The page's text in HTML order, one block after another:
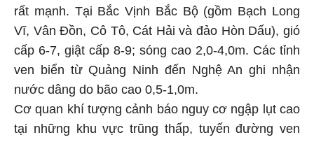
rất mạnh. Tại Bắc Vịnh Bắc Bộ (gồm Bạch Long
Vĩ, Vân Đồn, Cô Tô, Cát Hải và đảo Hòn Dấu), gió
cấp 6-7, giật cấp 8-9; sóng cao 2,0-4,0m. Các tỉnh
ven biển từ Quảng Ninh đến Nghệ An ghi nhận
nước dâng do bão cao 0,5-1,0m.
Cơ quan khí tượng cảnh báo nguy cơ ngập lụt cao
tại những khu vực trũng thấp, tuyến đường ven